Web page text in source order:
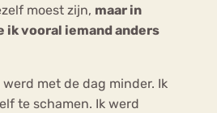
moest zijn, maar in
vooral iemand anders
met de dag minder. Ik
te schamen. Ik werd